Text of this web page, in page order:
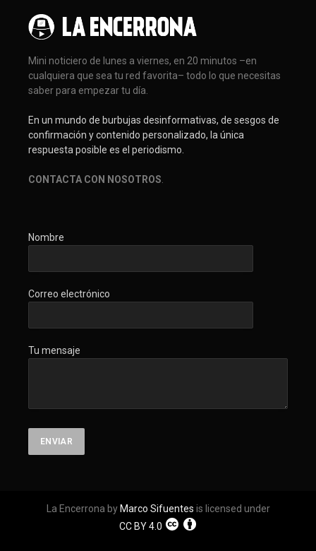
Mini noticiero de lunes a viernes, en 20 minutos –en
cualquiera que sea tu red favorita– todo lo que necesitas
saber para empezar tu día.
En un mundo de burbujas desinformativas, de sesgos de
confirmación y contenido personalizado, la única
respuesta posible es el periodismo.
CONTACTA CON NOSOTROS
Nombre
Correo electrónico
Tu mensaje
La Encerrona by Marco Sifuentes is licensed under
CC BY 4.0